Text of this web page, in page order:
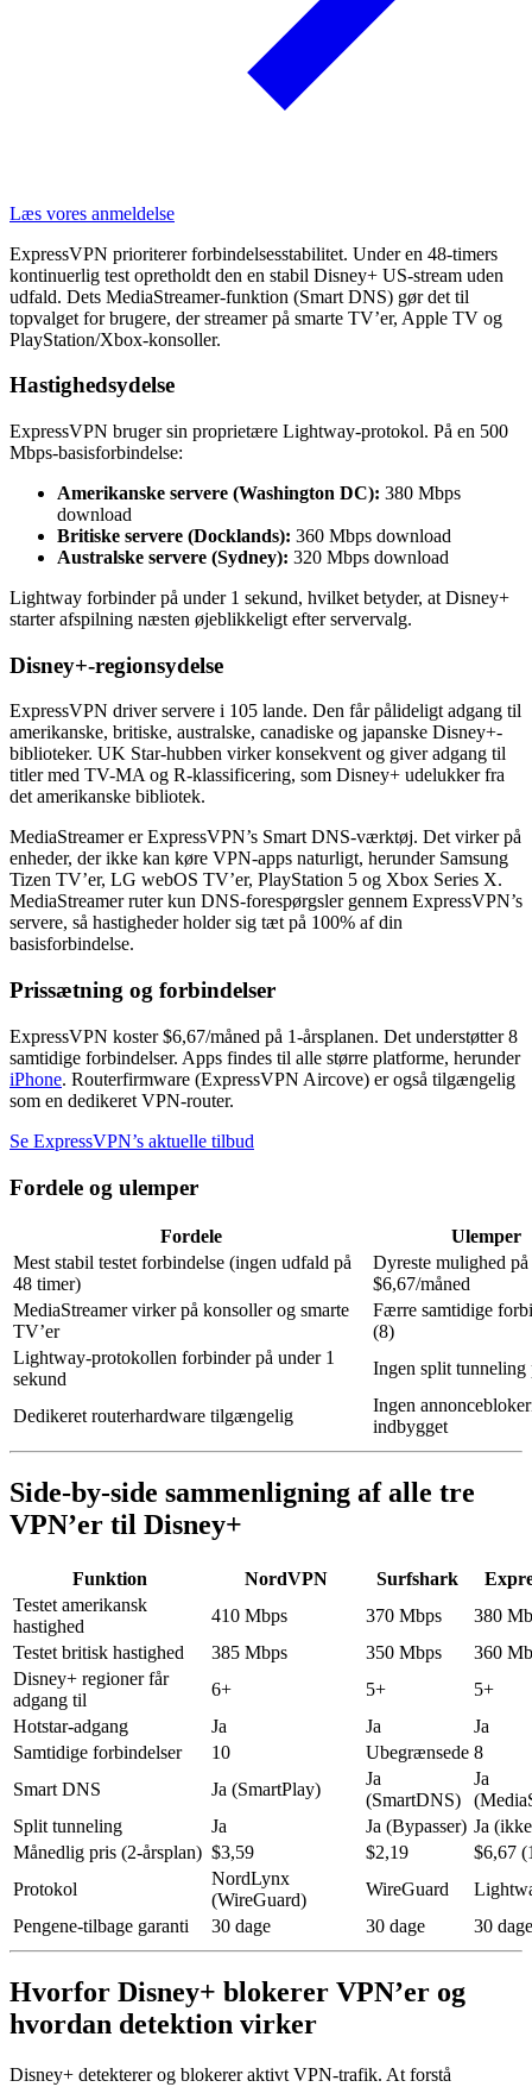
Læs vores anmeldelse
ExpressVPN prioriterer forbindelsesstabilitet. Under en 48-timers
kontinuerlig test opretholdt den en stabil Disney+ US-stream uden
udfald. Dets MediaStreamer-funktion (Smart DNS) gør det til
topvalget for brugere, der streamer på smarte TV’er, Apple TV og
PlayStation/Xbox-konsoller.
Hastighedsydelse
ExpressVPN bruger sin proprietære Lightway-protokol. På en 500
Mbps-basisforbindelse:
Amerikanske servere (Washington DC): 380 Mbps
download
Britiske servere (Docklands): 360 Mbps download
Australske servere (Sydney): 320 Mbps download
Lightway forbinder på under 1 sekund, hvilket betyder, at Disney+
starter afspilning næsten øjeblikkeligt efter servervalg.
Disney+-regionsydelse
ExpressVPN driver servere i 105 lande. Den får pålideligt adgang til
amerikanske, britiske, australske, canadiske og japanske Disney+-
biblioteker. UK Star-hubben virker konsekvent og giver adgang til
titler med TV-MA og R-klassificering, som Disney+ udelukker fra
det amerikanske bibliotek.
MediaStreamer er ExpressVPN’s Smart DNS-værktøj. Det virker på
enheder, der ikke kan køre VPN-apps naturligt, herunder Samsung
Tizen TV’er, LG webOS TV’er, PlayStation 5 og Xbox Series X.
MediaStreamer ruter kun DNS-forespørgsler gennem ExpressVPN’s
servere, så hastigheder holder sig tæt på 100% af din
basisforbindelse.
Prissætning og forbindelser
ExpressVPN koster $6,67/måned på 1-årsplanen. Det understøtter 8
samtidige forbindelser. Apps findes til alle større platforme, herunder
iPhone. Routerfirmware (ExpressVPN Aircove) er også tilgængelig
som en dedikeret VPN-router.
Se ExpressVPN’s aktuelle tilbud
Fordele og ulemper
Fordele
Ulemper
Mest stabil testet forbindelse (ingen udfald på
48 timer)
Dyreste mulighed på
$6,67/måned
MediaStreamer virker på konsoller og smarte
TV’er
Færre samtidige
(8)
Lightway-protokollen forbinder på under 1
sekund
Ingen split tunneling
Dedikeret routerhardware tilgængelig
Ingen
indbygget
Side-by-side sammenligning af alle tre
VPN’er til Disney+
Funktion NordVPN Surfshark
Testet amerikansk
hastighed
410 Mbps 370 Mbps
380
Testet britisk hastighed
385 Mbps 350 Mbps
360
Disney+ regioner får
adgang til
6+ 5+
5+
Hotstar-adgang
Ja Ja
Ja
Samtidige forbindelser
10 Ubegrænsede 8
Smart DNS
Ja (SmartPlay)
Ja
(SmartDNS)
Ja
Split tunneling
Ja Ja (Bypasser) Ja
Månedlig pris (2-årsplan) $3,59 $2,19
$6,67
Protokol
NordLynx
(WireGuard)
WireGuard
Pengene-tilbage garanti
30 dage 30 dage 30 dage
Hvorfor Disney+ blokerer VPN’er og
hvordan detektion virker
Disney+ detekterer og blokerer aktivt VPN-trafik. At forstå